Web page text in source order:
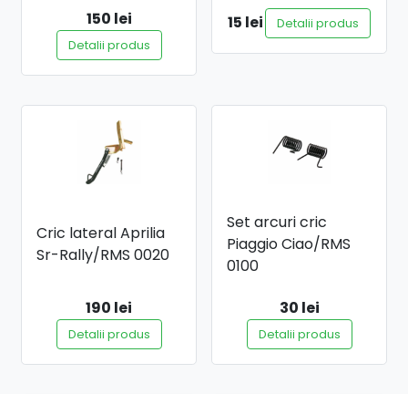
150 lei
Detalii produs
15 lei Detalii produs
Cric lateral Aprilia
Sr-Rally/RMS 0020
190 lei
Detalii produs
Set arcuri cric
Piaggio Ciao/RMS
0100
30 lei
Detalii produs